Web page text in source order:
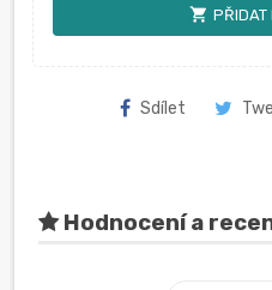
shopping_cart PŘIDAT
Sdílet
Hodnocení a